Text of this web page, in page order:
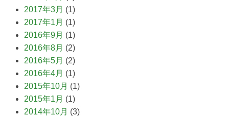
2017年3月 (1)
2017年1月 (1)
2016年9月 (1)
2016年8月 (2)
2016年5月 (2)
2016年4月 (1)
2015年10月 (1)
2015年1月 (1)
2014年10月 (3)